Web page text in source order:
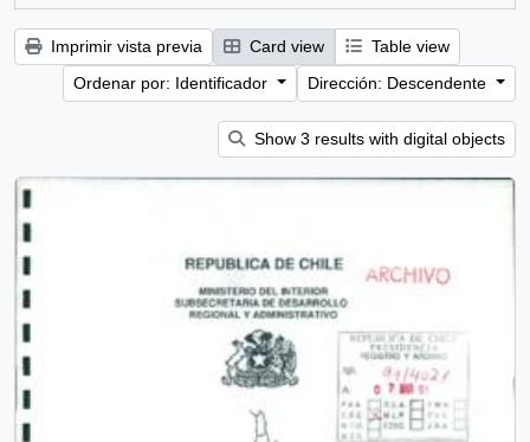
Imprimir vista previa Card view
Table view
Ordenar por: Identificador
Dirección: Descendente
Show 3 results with digital objects